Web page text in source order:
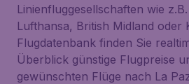
Linienfluggesellschaften wie
Lufthansa, British Midland oder
Flugdatenbank finden Sie
Überblick günstige Flugpreise
gewünschten Flüge nach La